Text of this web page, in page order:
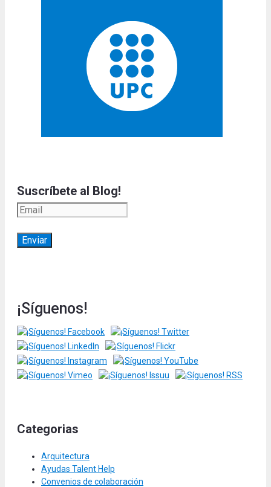
Suscríbete al Blog!
¡Síguenos!
Categorias
Arquitectura
Ayudas Talent Help
Convenios de colaboración